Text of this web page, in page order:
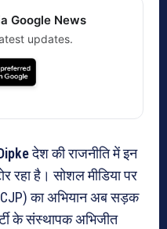
Google News
updates.
देश की राजनीति में इन
रहा है। सोशल मीडिया पर
का अभियान अब सड़क
के संस्थापक अभिजीत